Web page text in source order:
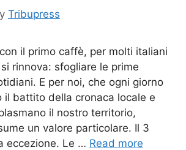
Tribupress
il primo caffè, per molti italiani
si rinnova: sfogliare le prime
E per noi, che ogni giorno
il battito della cronaca locale e
il nostro territorio,
un valore particolare. Il 3
eccezione. Le … Read more